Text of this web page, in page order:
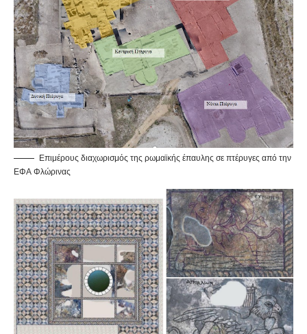
Επιμέρους διαχωρισμός της ρωμαϊκής έπαυλης σε πτέρυγες από την
ΕΦΑ Φλώρινας